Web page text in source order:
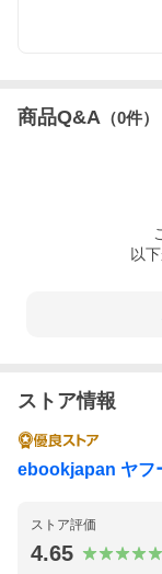
商品Q&A （0件）
以
ストア情報
ebookjapan ヤフ
ストア評価
4.65